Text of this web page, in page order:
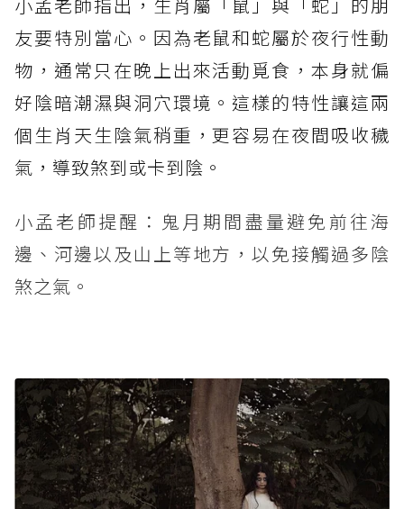
友要特別當心。因為老鼠和蛇屬於夜行性動
物，通常只在晚上出來活動覓食，本身就偏
好陰暗潮濕與洞穴環境。這樣的特性讓這兩
個生肖天生陰氣稍重，更容易在夜間吸收穢
氣，導致煞到或卡到陰。
小孟老師提醒：鬼月期間盡量避免前往海
邊、河邊以及山上等地方，以免接觸過多陰
煞之氣。